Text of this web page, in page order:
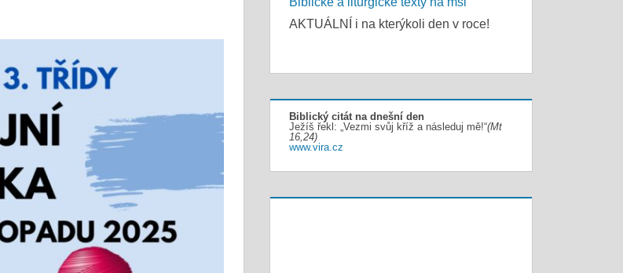
AKTUÁLNÍ i na kterýkoli den v roce!
Biblický citát na dnešní den
Ježíš řekl: „Vezmi svůj kříž a následuj mě!“(Mt
16,24)
www.vira.cz